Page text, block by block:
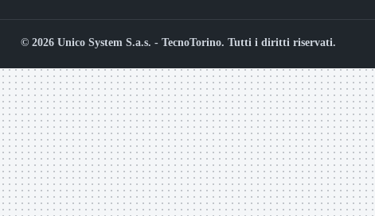
© 2026 Unico System S.a.s. - TecnoTorino. Tutti i diritti riservati.